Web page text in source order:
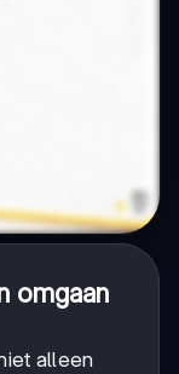
omgaan
alleen